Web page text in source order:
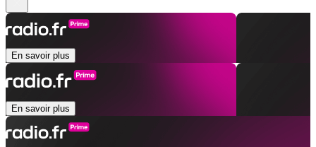
En savoir plus
En savoir plus